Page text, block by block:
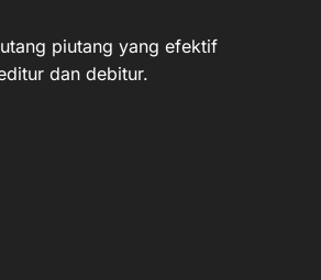
piutang yang efektif
dan debitur.